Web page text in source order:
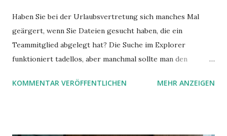
Haben Sie bei der Urlaubsvertretung sich manches Mal
geärgert, wenn Sie Dateien gesucht haben, die ein
Teammitglied abgelegt hat? Die Suche im Explorer
funktioniert tadellos, aber manchmal sollte man den
mit UND oder ODER oder NICHT... Das geht so einfach,
KOMMENTAR VERÖFFENTLICHEN MEHR ANZEIGEN